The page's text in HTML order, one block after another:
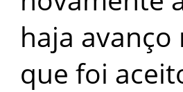
haja avanço
que foi